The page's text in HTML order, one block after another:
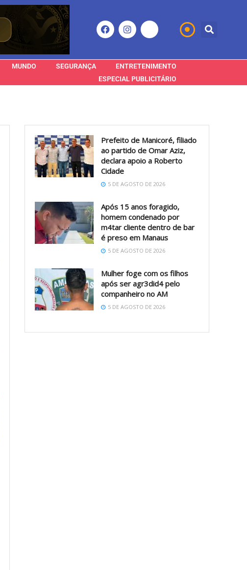
MUNDO SEGURANÇA
ENTRETENIMENTO
ESPECIAL PUBLICITÁRIO
Prefeito de Manicoré, filiado
ao partido de Omar Aziz,
declara apoio a Roberto
Cidade
5 DE AGOSTO DE 2026
Após 15 anos foragido,
homem condenado por
m4tar cliente dentro de bar
é preso em Manaus
5 DE AGOSTO DE 2026
Mulher foge com os filhos
após ser agr3did4 pelo
companheiro no AM
5 DE AGOSTO DE 2026